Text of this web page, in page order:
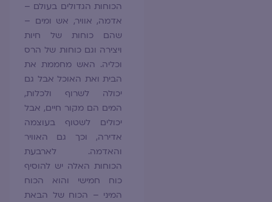
הכוחות הגדולים בעולם –
אדמה, אוויר, אש ומים –
שהם כוחות של חיות
ויצירה וגם כוחות של הרס
וכליה. האש מחממת את
הבית ואת האוכל אבל גם
יכולה לשרוף ולכלות,
המים הם מקור חיים, אבל
יכולים לשטוף בעוצמה
אדירה, וכך גם האוויר
והאדמה. לארבעת
הכוחות האלה יש להוסיף
כוח חמישי והוא הכוח
המיני – הכוח של הבאת